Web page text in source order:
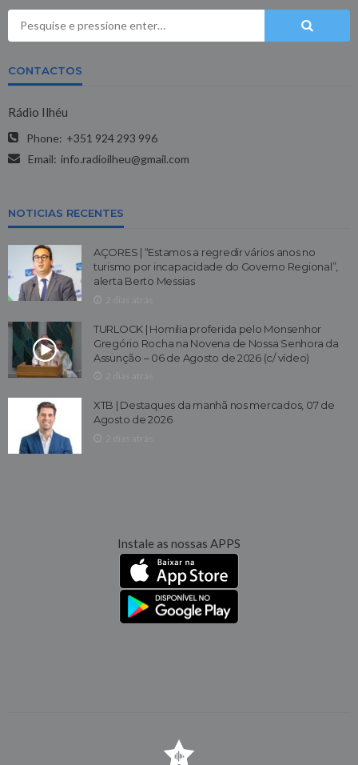
CONTACTOS
Rádio Ilhéu
Phone: +351 924 293 996
Email: info.radioilheu@gmail.com
NOTICIAS RECENTES
AÇORES | “Estamos a regredir vários anos no
turismo por incapacidade do Governo Regional”,
alerta Berto Messias
TURLOCK | Homilia proferida pelo Monsenhor
Gregório Rocha na Novena de Nossa Senhora da
Assunção – 06 de Agosto de 2026 (c/ vídeo)
XTB | Destaques da manhã nos mercados, 07 de
Agosto de 2026
Instale as nossas APPS